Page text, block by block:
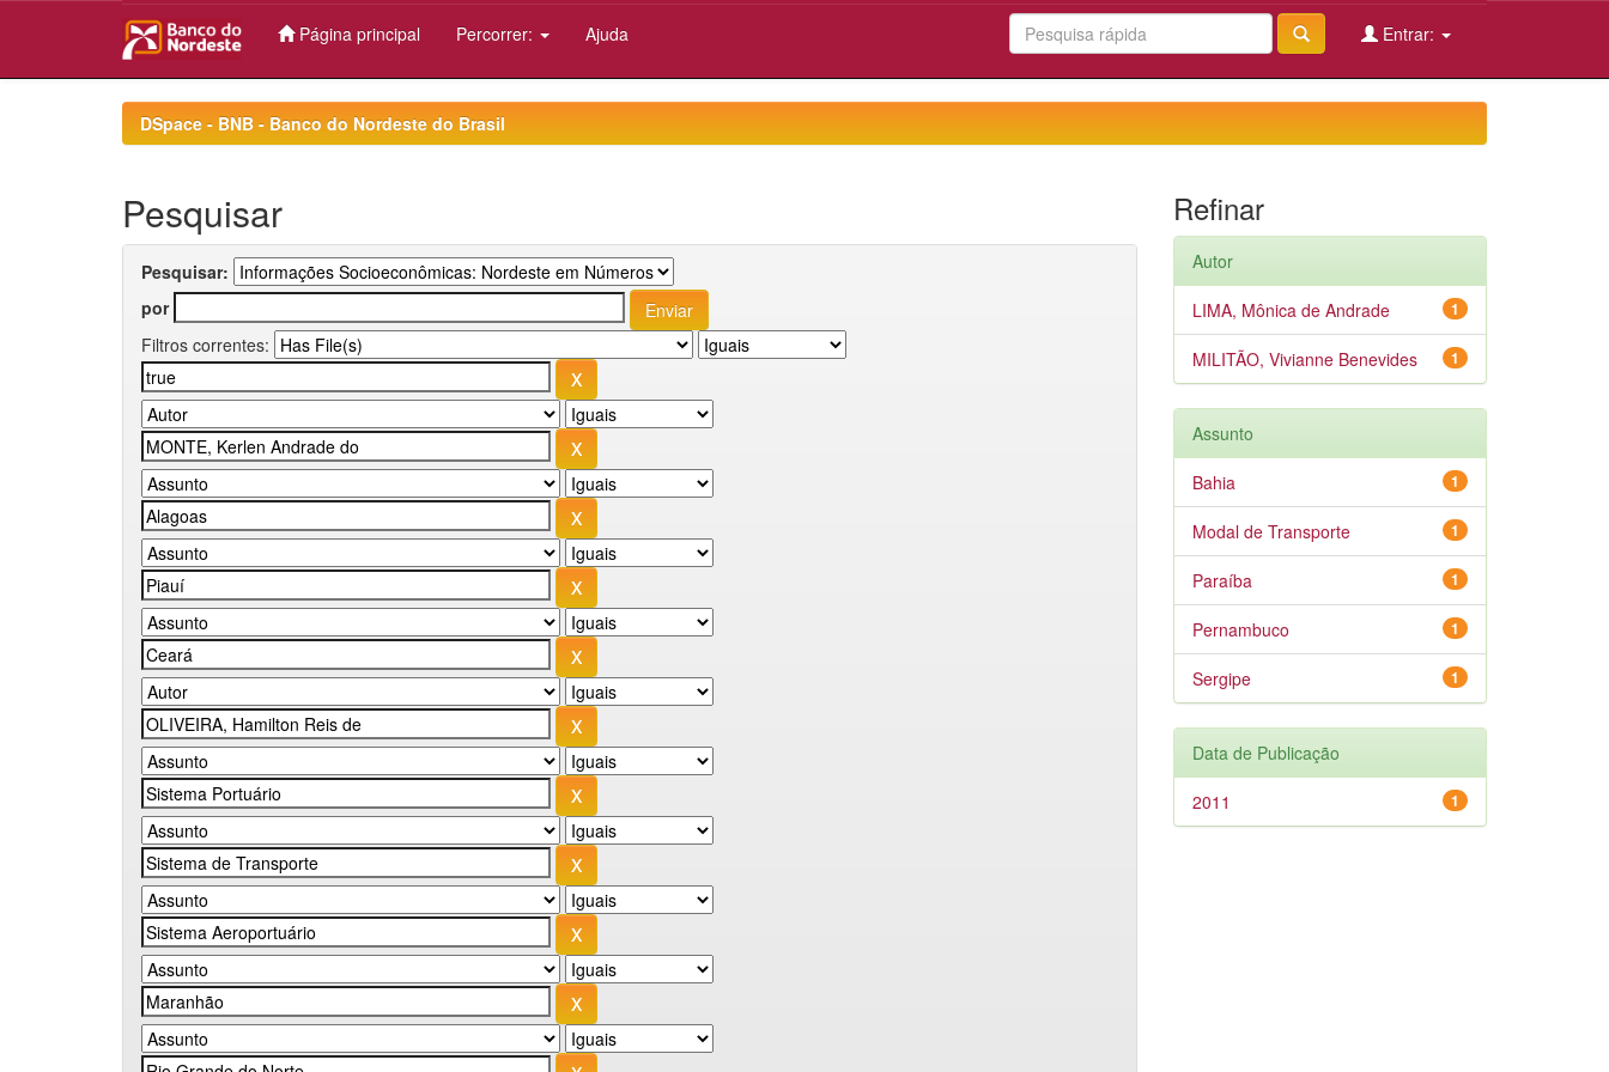
Página principal Percorrer: Ajuda Entrar:
DSpace - BNB - Banco do Nordeste do Brasil
Pesquisar
Pesquisar:
por
Filtros correntes:
Refinar
Autor
1
LIMA, Mônica de Andrade
1
MILITÃO, Vivianne Benevides
Assunto
1
Bahia
1
Modal de Transporte
1
Paraíba
1
Pernambuco
1
Sergipe
Data de Publicação
1
2011